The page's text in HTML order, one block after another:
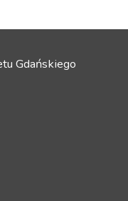
Gdańskiego